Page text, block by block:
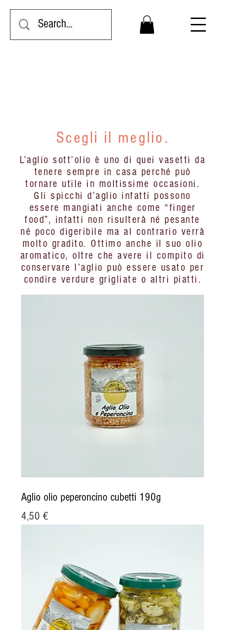
Scegli il meglio.
Aglio olio peperoncino cubetti 190g
Prezzo
4,50 €
L’aglio sott’olio è uno di quei vasetti da
tenere sempre in casa perché può
tornare utile in moltissime occasioni.
Gli spicchi d’aglio infatti possono
essere mangiati anche come “finger
food”, infatti non risulterà né pesante
né poco digeribile ma al contrario verrà
molto gradito. Ottimo anche il suo olio
aromatico, oltre che avere il compito di
conservare l’aglio può essere usato per
condire verdure grigliate o altri piatti.